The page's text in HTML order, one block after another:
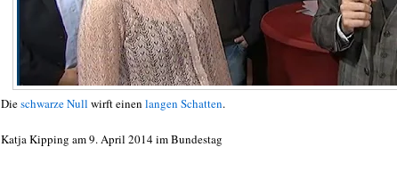
Dieschwarze Null wirft einen langen Schatten.
Katja Kipping am 9. April 2014 im Bundestag